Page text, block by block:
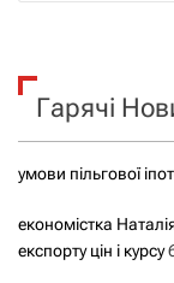
к
Гарячі
умови пільгової
економістка
експорту цін і курсу